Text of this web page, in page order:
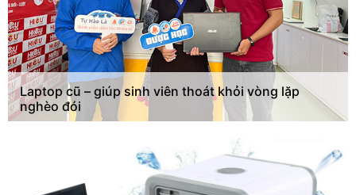
Laptop cũ – giúp sinh viên thoát khỏi vòng lặp
nghèo đói